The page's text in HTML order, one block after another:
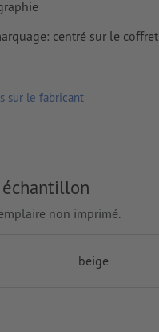
centré sur le coffret
sur le fabricant
échantillon
non imprimé.
beige